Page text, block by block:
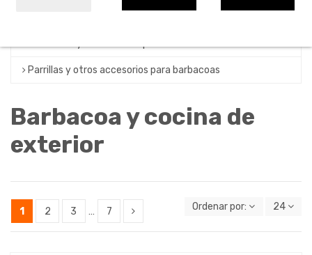
Parrillas y otros accesorios para barbacoas
Barbacoa y cocina de
exterior
1 2 3 … 7 Ordenar por: 24